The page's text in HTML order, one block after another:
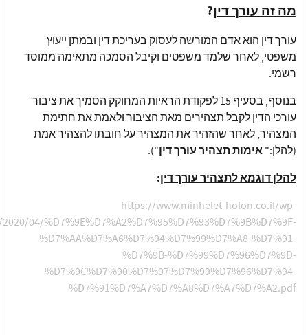
מה זה עורך דין?
עורך דין הוא אדם המורשה לעסוק בעריכת דין ובמתן ייעוץ
משפטי, לאחר שלמד משפטים וקיבל הסמכה מתאימה ממוסד
רשמי.
בנוסף, בסעיף 15 לפקודת הראיות המחוקק הסמיך את ציבור
עורכי הדין לקבל תצהירים מאת הציבור ולאמת את חתימת
המצהיר, לאחר שהזהיר את המצהיר על חובתו להצהיר אמת
(להלן:" אימות תצהיר עורך דין").
להלן דוגמא לתצהיר עורך דין:
https://www.minhelet-holon.co.il/wp-
04/%D7%9E%D7%A2%D7%95%D7%93%D7%9B%D7%9F-
%D7%AA%D7%A6%D7%94%D7%99%D7%A8-%D7%91-
%D7%9B-%D7%99%D7%96%D7%9D-
%D7%9C%D7%90%D7%97%D7%99%D7%96%D7%94-
%D7%91%D7%A7%D7%A8%D7%A7%D7%A2.pdf